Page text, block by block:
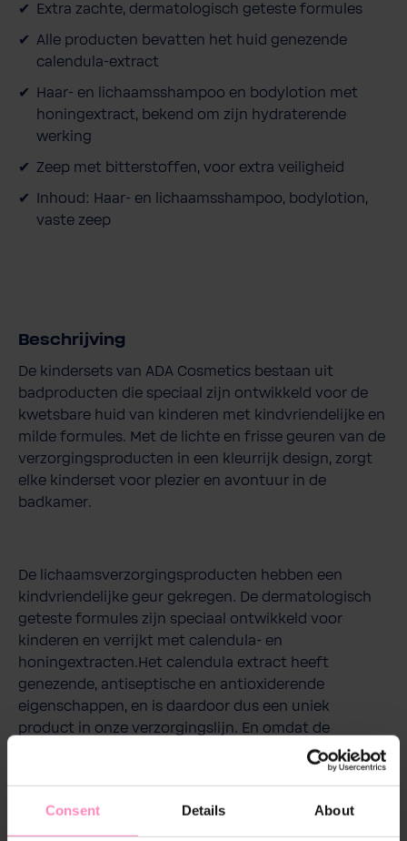
Consent Details About
Extra zachte, dermatologisch geteste formules
Alle producten bevatten het huid genezende
calendula-extract
Haar- en lichaamsshampoo en bodylotion met
honingextract, bekend om zijn hydraterende
werking
Zeep met bitterstoffen, voor extra veiligheid
Inhoud: Haar- en lichaamsshampoo, bodylotion,
vaste zeep
Beschrijving
De kindersets van ADA Cosmetics bestaan uit
badproducten die speciaal zijn ontwikkeld voor de
kwetsbare huid van kinderen met kindvriendelijke en
milde formules. Met de lichte en frisse geuren van de
verzorgingsproducten in een kleurrijk design, zorgt
elke kinderset voor plezier en avontuur in de
badkamer.
De lichaamsverzorgingsproducten hebben een
kindvriendelijke geur gekregen. De dermatologisch
geteste formules zijn speciaal ontwikkeld voor
kinderen en verrijkt met calendula- en
honingextracten.Het calendula extract heeft
genezende, antiseptische en antioxiderende
eigenschappen, en is daardoor dus een uniek
product in onze verzorgingslijn. En omdat de
veiligheid en hygiëne van kinderen onze prioriteit
hebben, zijn alle accessoires gecertificeerd met het
Dit is wat de verzorgingsproducten van my Forest